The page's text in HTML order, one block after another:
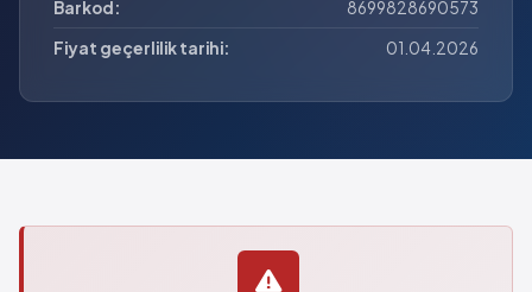
Barkod:
8699828690573
Fiyat geçerlilik tarihi:
01.04.2026